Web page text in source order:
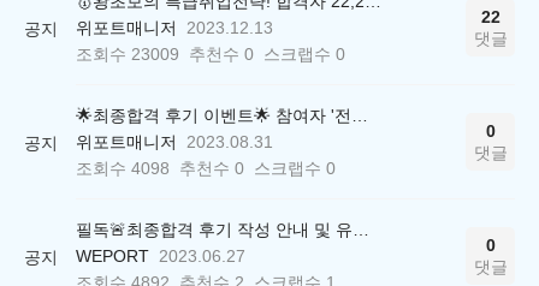
공지
위포트매니저
2023.12.13
조회수 23009 추천수 0 스크랩수 0
22
댓글
공지
위포트매니저
2023.08.31
조회수 4098 추천수 0 스크랩수 0
0
댓글
공지
WEPORT 2023.06.27
조회수 4892 추천수 2 스크랩수 1
0
댓글